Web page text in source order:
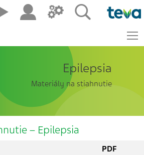
Epilepsia
Materiály na stiahnutie
– Epilepsia
PDF